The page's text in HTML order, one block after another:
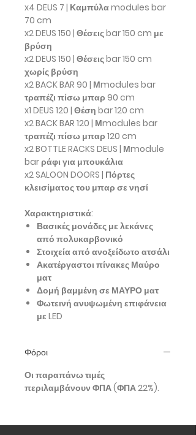
x4 DEUS 7 | Καμπύλα modules bar
70 cm
x2 DEUS 150 | Θέσεις bar 150 cm με
βρύση
x2 DEUS 150 | Θέσεις bar 150 cm
χωρίς βρύση
x2 BACK BAR 90 | Μmodules bar
τραπέζι πίσω μπαρ 90 cm
x1 DEUS 120 | Θέση bar 120 cm
x2 BACK BAR 120 | Μmodules bar
τραπέζι πίσω μπαρ 120 cm
x2 BOTTLE RACKS DEUS | Μmodule
bar ράφι για μπουκάλια
x2 SALOON DOORS | Πόρτες
κλεισίματος του μπαρ σε νησί
Χαρακτηριστικά:
Βασικές μονάδες με λεκάνες
από πολυκαρβονικό
Στοιχεία από ανοξείδωτο ατσάλι
Ακατέργαστοι πίνακες Μαύρο
ματ
Δομή βαμμένη σε ΜΑΥΡΟ ματ
Φωτεινή ανυψωμένη επιφάνεια
με LED
Φόροι
Οι παραπάνω τιμές
περιλαμβάνουν ΦΠΑ (ΦΠΑ 22%).